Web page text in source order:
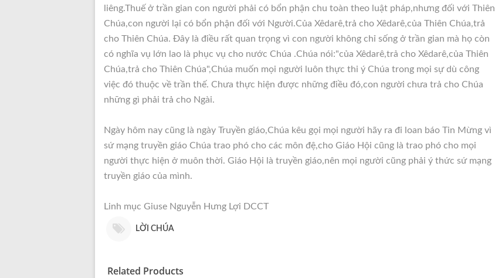
liêng.Thuế ở trần gian con người phải có bổn phận chu toàn theo luật pháp,nhưng đối với Thiên
Chúa,con người lại có bổn phận đối với Người.Của Xêdarê,trả cho Xêdarê,của Thiên Chúa,trả
cho Thiên Chúa. Ðây là điều rất quan trọng vì con người không chỉ sống ở trần gian mà họ còn
có nghĩa vụ lớn lao là phục vụ cho nước Chúa .Chúa nói:"của Xêdarê,trả cho Xêdarê,của Thiên
Chúa,trả cho Thiên Chúa",Chúa muốn mọi người luôn thực thi ý Chúa trong mọi sự dù công
việc đó thuộc về trần thế. Chưa thực hiện được những điều đó,con người chưa trả cho Chúa
những gì phải trả cho Ngài.
Ngày hôm nay cũng là ngày Truyền giáo,Chúa kêu gọi mọi người hãy ra đi loan báo Tin Mừng vì
sứ mạng truyền giáo Chúa trao phó cho các môn đệ,cho Giáo Hội cũng là trao phó cho mọi
người thực hiện ở muôn thời. Giáo Hội là truyền giáo,nên mọi người cũng phải ý thức sứ mạng
truyền giáo của mình.
Linh mục Giuse Nguyễn Hưng Lợi DCCT
LỜI CHÚA
Related Products